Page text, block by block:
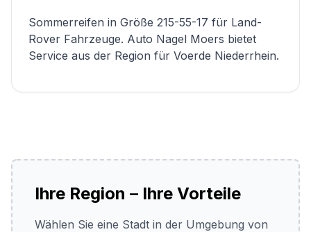
Sommerreifen in Größe 215-55-17 für Land-
Rover Fahrzeuge. Auto Nagel Moers bietet
Service aus der Region für Voerde Niederrhein.
Ihre Region – Ihre Vorteile
Wählen Sie eine Stadt in der Umgebung von